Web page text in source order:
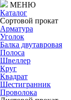
МЕНЮ
Каталог
Сортовой прокат
Арматура
Уголок
Балка двутавровая
Полоса
Швеллер
Круг
Квадрат
Шестигранник
Проволока